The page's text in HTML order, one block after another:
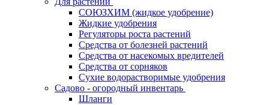
СОЮЗХИМ (жидкое удобрение)
Жидкие удобрения
Регуляторы роста растений
Средства от болезней растений
Средства от насекомых вредителей
Средства от сорняков
Сухие водорастворимые удобрения
Садово - огородный инвентарь
Шланги